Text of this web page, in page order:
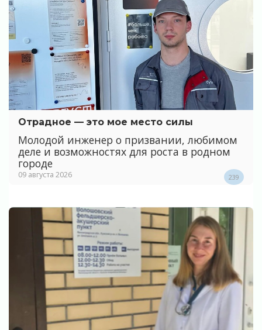
Отрадное — это мое место силы
Молодой инженер о призвании, любимом
деле и возможностях для роста в родном
городе
09 августа 2026 239